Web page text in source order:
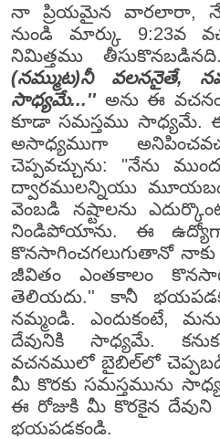
నా ప్రియమైన వారలారా,
నుండి మార్కు 9:23వ
నిమిత్తము
(నమ్ముట)నీ వలననైతే,
సాధ్యమే...'' అను ఈ
కూడా సమస్తము సాధ్యమే.
అసాధ్యముగా
చెప్పవచ్చును: "నేను
ద్వారములన్నియు
వెంబడి నష్టాలను
నిండిపోయాను. ఈ
కొనసాగించగలుగుతానో
జీవితం ఎంతకాలం
తెలియదు.'' కానీ
నమ్మండి. ఎందుకంటే,
దేవునికి సాధ్యమే.
వచనములో బైబిల్‌లో
మీ కొరకు సమస్తమును
ఈ రోజుకి మీ కొరకైన దేవుని
భయపడకండి.